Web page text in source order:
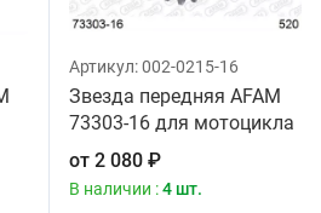
Артикул:002-0215-16
Звезда передняя AFAM
73303-16 для мотоцикла
от 2 080 ₽
В наличии :4 шт.